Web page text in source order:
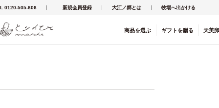
0120-505-606 新規会員登録 大江ノ郷とは 牧場へ出かける
商品を選ぶ ギフト を贈る 天美